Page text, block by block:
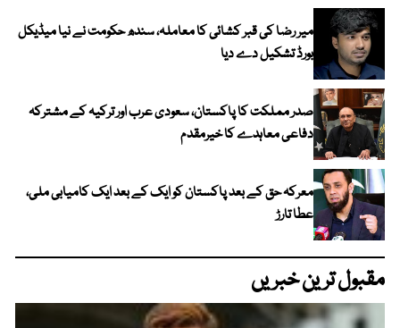
میر رضا کی قبر کشائی کا معاملہ، سندھ حکومت نے نیا میڈیکل
بورڈ تشکیل دے دیا
صدر مملکت کا پاکستان، سعودی عرب اور ترکیہ کے مشترکہ
دفاعی معاہدے کا خیرمقدم
معرکہ حق کے بعد پاکستان کو ایک کے بعد ایک کامیابی ملی،
عطا تارڑ
مقبول ترین خبریں